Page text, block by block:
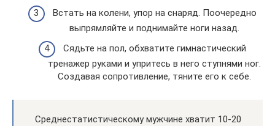
Встать на колени, упор на снаряд. Поочередно
выпрямляйте и поднимайте ноги назад.
Сядьте на пол, обхватите гимнастический
тренажер руками и упритесь в него ступнями ног.
Создавая сопротивление, тяните его к себе.
Среднестатистическому мужчине хватит 10-20